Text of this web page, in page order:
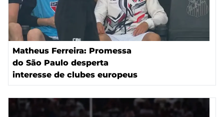
Matheus Ferreira: Promessa
do São Paulo desperta
interesse de clubes europeus